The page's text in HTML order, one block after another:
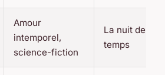
Amour
intemporel,
science-fiction
La nuit des
temps